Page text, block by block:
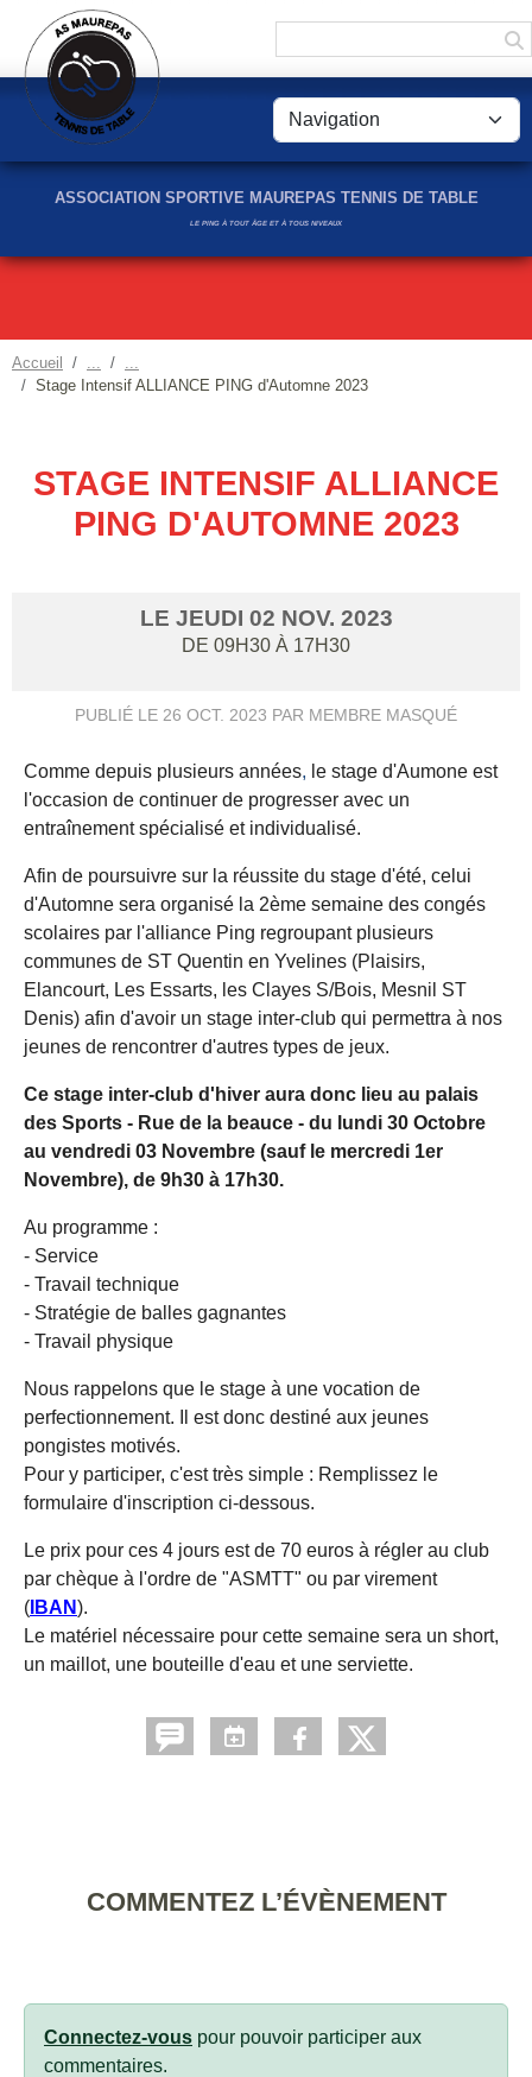
ASSOCIATION SPORTIVE MAUREPAS TENNIS DE TABLE
LE PING À TOUT ÂGE ET À TOUS NIVEAUX
Accueil
Stage Intensif ALLIANCE PING d'Automne 2023
STAGE INTENSIF ALLIANCE
PING D'AUTOMNE 2023
LE JEUDI 02 NOV. 2023
DE 09H30 À 17H30
PUBLIÉ LE 26 OCT. 2023 PAR MEMBRE MASQUÉ
Comme depuis plusieurs années, le stage d'Aumone est
'occasion de continuer de progresser avec un
entraînement spécialisé et individualisé.
Afin de poursuivre sur la réussite du stage d'été, celui
d'Automne sera organisé la 2ème semaine des congés
scolaires par l'alliance Ping regroupant plusieurs
communes de ST Quentin en Yvelines (Plaisirs,
Elancourt, Les Essarts, les Clayes S/Bois, Mesnil ST
Denis) afin d'avoir un stage inter-club qui permettra à nos
jeunes de rencontrer d'autres types de jeux.
Ce stage inter-club d'hiver aura donc lieu au palais
des Sports - Rue de la beauce - du lundi 30 Octobre
au vendredi 03 Novembre (sauf le mercredi 1er
Novembre), de 9h30 à 17h30.
Au programme :
- Service
- Travail technique
- Stratégie de balles gagnantes
- Travail physique
Nous rappelons que le stage à une vocation de
perfectionnement. Il est donc destiné aux jeunes
pongistes motivés.
Pour y participer, c'est très simple : Remplissez le
formulaire d'inscription ci-dessous.
Le prix pour ces 4 jours est de 70 euros à régler au club
par chèque à l'ordre de "ASMTT" ou par virement
( IBAN).
Le matériel nécessaire pour cette semaine sera un short,
un maillot, une bouteille d'eau et une serviette.
COMMENTEZ L’ÉVÈNEMENT
Connectez-vous pour pouvoir participer aux
commentaires.
Panneau de gestion des cookies